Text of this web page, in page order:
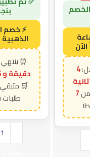
4
7
دقيقة و 55 ثانية